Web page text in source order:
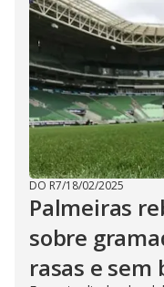
DO R7/18/02/2025
Palmeiras
sobre
rasas e sem